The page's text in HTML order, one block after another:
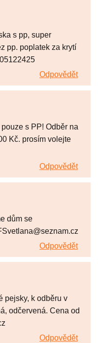
s pp, super
pp. poplatek za krytí
Odpovědět
s PP! Odběr na
Kč. prosím volejte
Odpovědět
dům se
Odpovědět
pejsky, k odběru v
odčervená. Cena od
Odpovědět